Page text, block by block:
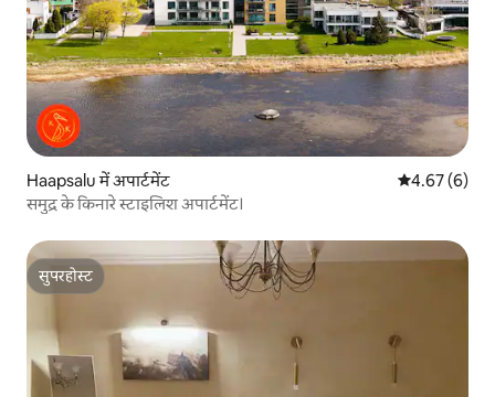
Haapsalu में अपार्टमेंट औसत रेटिंग 5 में
4.67 (6)
समुद्र के किनारे स्टाइलिश अपार्टमेंट।
सुपरहोस्ट
सुपरहोस्ट